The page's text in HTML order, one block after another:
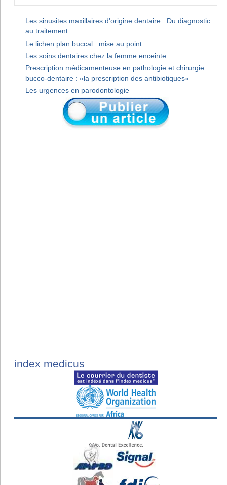
Les sinusites maxillaires d'origine dentaire : Du diagnostic
au traitement
Le lichen plan buccal : mise au point
Les soins dentaires chez la femme enceinte
Prescription médicamenteuse en pathologie et chirurgie
bucco-dentaire : «la prescription des antibiotiques»
Les urgences en parodontologie
index medicus